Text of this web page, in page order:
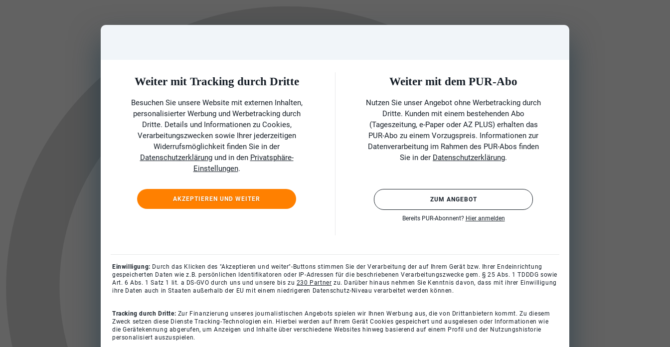
Weiter mit Tracking durch Dritte
Besuchen Sie unsere Website mit externen Inhalten,
personalisierter Werbung und Werbetracking durch
Dritte. Details und Informationen zu Cookies,
Verarbeitungszwecken sowie Ihrer jederzeitigen
Widerrufsmöglichkeit finden Sie in der
Datenschutzerklärungund in den Privatsphäre-
Einstellungen.
AKZEPTIEREN UND WEITER
Weiter mit dem PUR-Abo
Nutzen Sie unser Angebot ohne Werbetracking durch
Dritte. Kunden mit einem bestehenden Abo
(Tageszeitung, e-Paper oder AZ PLUS) erhalten das
PUR-Abo zu einem Vorzugspreis. Informationen zur
Datenverarbeitung im Rahmen des PUR-Abos finden
Sie in der Datenschutzerklärung.
ZUM ANGEBOT
Bereits PUR-Abonnent? Hier anmelden
Einwilligung: Durch das Klicken des "Akzeptieren und weiter"-Buttons stimmen Sie der Verarbeitung der auf Ihrem Gerät bzw. Ihrer Endeinrichtung
gespeicherten Daten wie z.B. persönlichen Identifikatoren oder IP-Adressen für die beschriebenen Verarbeitungszwecke gem. § 25 Abs. 1 TDDDG sowie
Art. 6 Abs. 1 Satz 1 lit. a DS-GVO durch uns und unsere bis zu 230 Partner zu. Darüber hinaus nehmen Sie Kenntnis davon, dass mit ihrer Einwilligung
ihre Daten auch in Staaten außerhalb der EU mit einem niedrigeren Datenschutz-Niveau verarbeitet werden können.
Tracking durch Dritte: Zur Finanzierung unseres journalistischen Angebots spielen wir Ihnen Werbung aus, die von Drittanbietern kommt. Zu diesem
Zweck setzen diese Dienste Tracking-Technologien ein. Hierbei werden auf Ihrem Gerät Cookies gespeichert und ausgelesen oder Informationen wie
die Gerätekennung abgerufen, um Anzeigen und Inhalte über verschiedene Websites hinweg basierend auf einem Profil und der Nutzungshistorie
personalisiert auszuspielen.